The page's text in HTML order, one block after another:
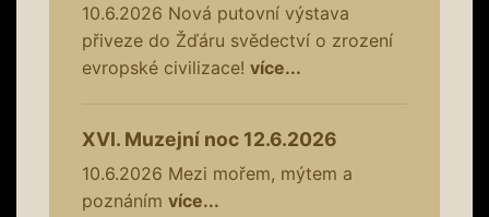
10.6.2026 Nová putovní výstava
přiveze do Žďáru svědectví o zrození
evropské civilizace! více...
XVI. Muzejní noc 12.6.2026
10.6.2026 Mezi mořem, mýtem a
poznáním více...